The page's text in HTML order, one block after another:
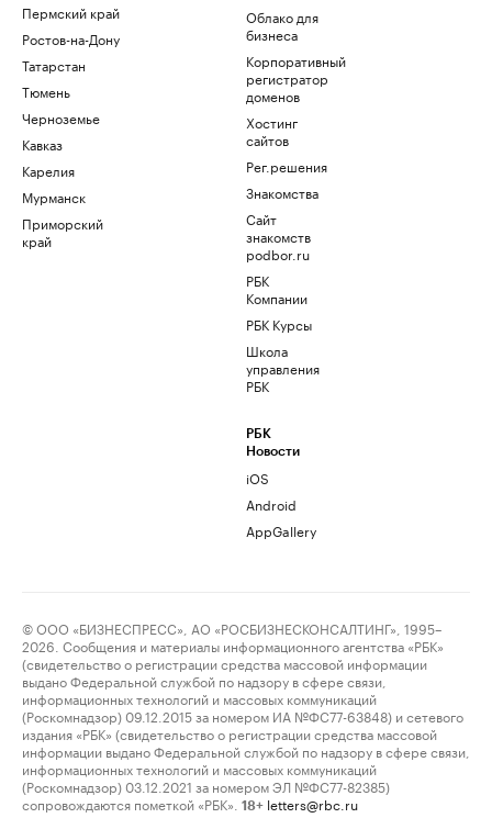
Пермский край
Ростов-на-Дону
Татарстан
Тюмень
Черноземье
Кавказ
Карелия
Мурманск
Приморский
край
Облако для
бизнеса
Корпоративный
регистратор
доменов
Хостинг
сайтов
Рег.решения
Знакомства
Сайт
знакомств
podbor.ru
РБК
Компании
РБК Курсы
Школа
управления
РБК
РБК
Новости
iOS
Android
AppGallery
© ООО «БИЗНЕСПРЕСС», АО «РОСБИЗНЕСКОНСАЛТИНГ», 1995–
2026. Сообщения и материалы информационного агентства «РБК»
(свидетельство о регистрации средства массовой информации
выдано Федеральной службой по надзору в сфере связи,
информационных технологий и массовых коммуникаций
(Роскомнадзор) 09.12.2015 за номером ИА №ФС77-63848) и сетевого
издания «РБК» (свидетельство о регистрации средства массовой
информации выдано Федеральной службой по надзору в сфере связи,
информационных технологий и массовых коммуникаций
(Роскомнадзор) 03.12.2021 за номером ЭЛ №ФС77-82385)
сопровождаются пометкой «РБК».
18+ letters@rbc.ru